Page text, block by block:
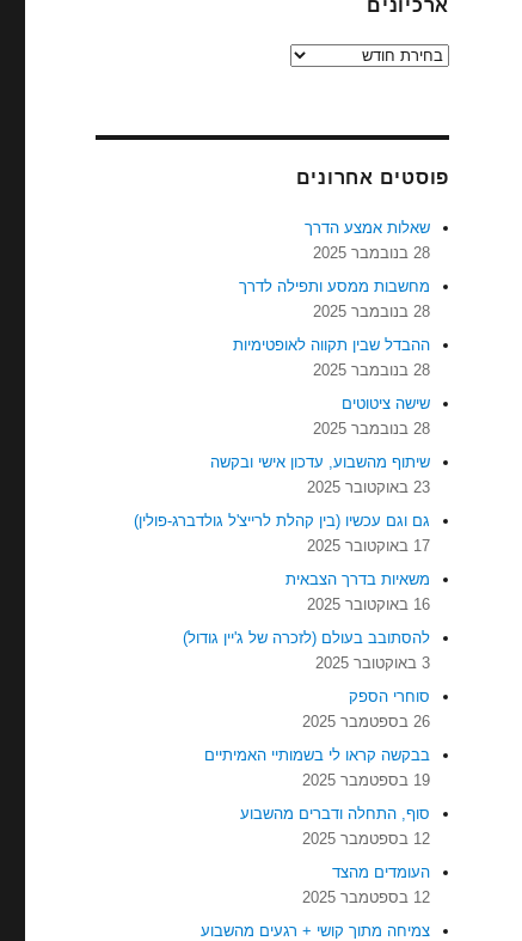
ארכיונים
ארכיונים
פוסטים אחרונים
שאלות אמצע הדרך
28 בנובמבר 2025
מחשבות ממסע ותפילה לדרך
28 בנובמבר 2025
ההבדל שבין תקווה לאופטימיות
28 בנובמבר 2025
שישה ציטוטים
28 בנובמבר 2025
שיתוף מהשבוע, עדכון אישי ובקשה
23 באוקטובר 2025
גם וגם עכשיו (בין קהלת לרייצ'ל גולדברג-פולין)
17 באוקטובר 2025
משאיות בדרך הצבאית
16 באוקטובר 2025
להסתובב בעולם (לזכרה של ג'יין גודול)
3 באוקטובר 2025
סוחרי הספק
26 בספטמבר 2025
בבקשה קראו לי בשמותיי האמיתיים
19 בספטמבר 2025
סוף, התחלה ודברים מהשבוע
12 בספטמבר 2025
העומדים מהצד
12 בספטמבר 2025
צמיחה מתוך קושי + רגעים מהשבוע